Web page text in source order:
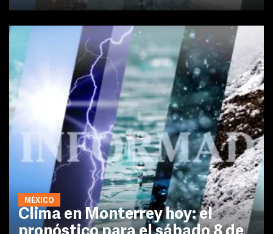
MÉXICO
Clima en Monterrey hoy: el